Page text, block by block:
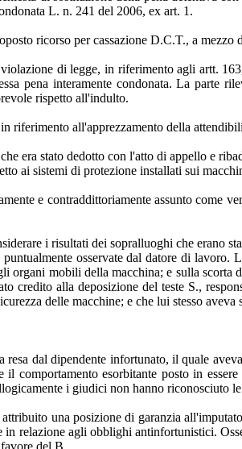
L. n. 241 del 2006, ex art. 1.
ricorso per cassazione D.C.T., a mezzo
di legge, in riferimento agli artt.
pena interamente condonata. La
rispetto all'indulto.
riferimento all'apprezzamento della
era stato dedotto con l'atto di appello e
ai sistemi di protezione installati sui
e contraddittoriamente assunto come
i risultati dei sopralluoghi che erano
osservate dal datore di
organi mobili della macchina; e sulla
credito alla deposizione del teste S.,
delle macchine; e che lui stesso
dal dipendente infortunato, il quale
comportamento esorbitante posto in
i giudici non hanno riconosciuto
una posizione di garanzia
in relazione agli obblighi antinfortunistici.
del B..